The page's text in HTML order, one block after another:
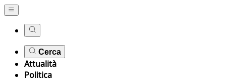
Cerca
Attualità
Politica